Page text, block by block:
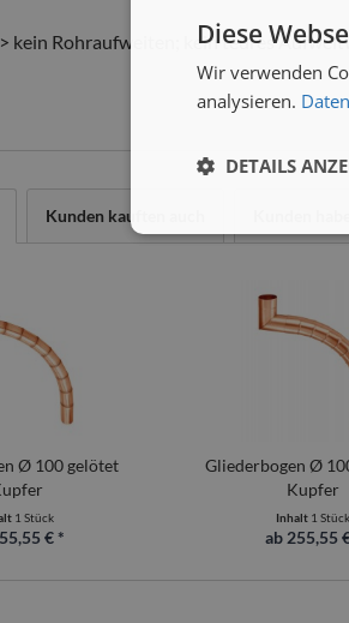
kein Rohraufweiten; kein teures
Kunden kauften auch
Ø 100 gelötet
1 Stück
€ *
Gliederbogen Ø
Kupfer
Inhalt 1 Stück
ab 255,55
Diese
Wir verwenden
analysieren.
DETAILS